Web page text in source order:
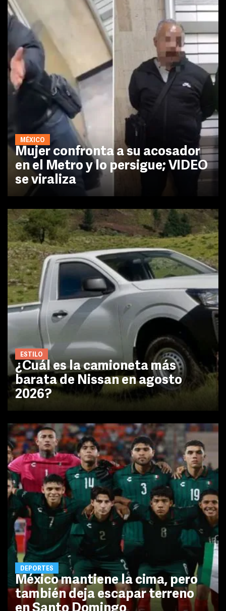
MÉXICO
Mujer confronta a su acosador
en el Metro y lo persigue; VIDEO
se viraliza
ESTILO
¿Cuál es la camioneta más
barata de Nissan en agosto
2026?
DEPORTES
México mantiene la cima, pero
también deja escapar terreno